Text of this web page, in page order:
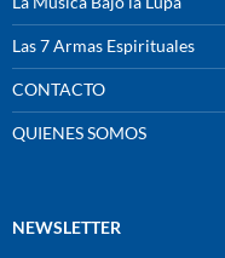
Las 7 Armas Espirituales
CONTACTO
QUIENES SOMOS
NEWSLETTER